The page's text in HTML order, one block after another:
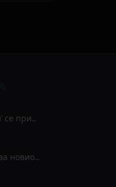
TV аниме 'Шозен' се прикажува во април 2027 на Fuji TV
Sagiri Sol го издава новиот сингл 'next to your love' по паузата